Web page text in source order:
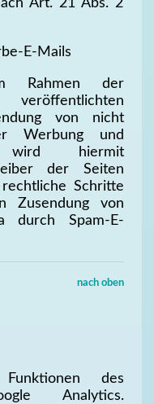
Art. 21 Abs. 2
E-Mails
Rahmen der
von nicht
Werbung und
wird hiermit
der Seiten
Schritte
Zusendung von
durch Spam-E-
nach oben
des
Analytics.